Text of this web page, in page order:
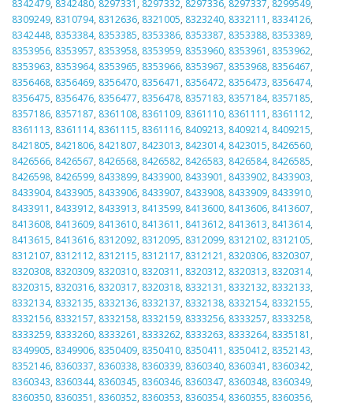
8342479, 8342480, 8297331 , 8297332, 8297336, 8297337, 8299549,
8309249, 8310794, 8312636, 8321005, 8323240, 8332111 , 8334126,
8342448, 8353384, 8353385, 8353386, 8353387, 8353388, 8353389,
8353956, 8353957, 8353958, 8353959, 8353960, 8353961 , 8353962,
8353963, 8353964, 8353965, 8353966, 8353967, 8353968, 8356467,
8356468, 8356469, 8356470, 8356471 , 8356472, 8356473, 8356474,
8356475, 8356476, 8356477, 8356478, 8357183, 8357184, 8357185,
8357186, 8357187, 8361108, 8361109, 8361110, 8361111 , 8361112,
8361113, 8361114, 8361115, 8361116, 8409213, 8409214, 8409215,
8421805, 8421806, 8421807, 8423013, 8423014, 8423015, 8426560,
8426566, 8426567, 8426568, 8426582, 8426583, 8426584, 8426585,
8426598, 8426599, 8433899, 8433900, 8433901 , 8433902, 8433903,
8433904, 8433905, 8433906, 8433907, 8433908, 8433909, 8433910,
8433911 , 8433912, 8433913, 8413599, 8413600, 8413606, 8413607,
8413608, 8413609, 8413610, 8413611 , 8413612, 8413613, 8413614,
8413615, 8413616, 8312092, 8312095, 8312099, 8312102, 8312105,
8312107, 8312112, 8312115, 8312117, 8312121 , 8320306, 8320307,
8320308, 8320309, 8320310, 8320311 , 8320312, 8320313, 8320314,
8320315, 8320316, 8320317, 8320318, 8332131 , 8332132, 8332133,
8332134, 8332135, 8332136, 8332137, 8332138, 8332154, 8332155,
8332156, 8332157, 8332158, 8332159, 8333256, 8333257, 8333258,
8333259, 8333260, 8333261 , 8333262, 8333263, 8333264, 8335181 ,
8349905, 8349906, 8350409, 8350410, 8350411 , 8350412, 8352143,
8352146, 8360337, 8360338, 8360339, 8360340, 8360341 , 8360342,
8360343, 8360344, 8360345, 8360346, 8360347, 8360348, 8360349,
8360350, 8360351 , 8360352, 8360353, 8360354, 8360355, 8360356,